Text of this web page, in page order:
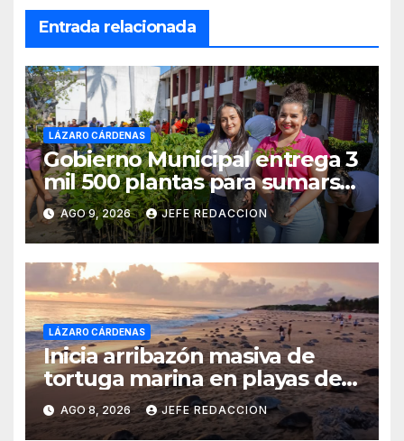
Entrada relacionada
LÁZARO CÁRDENAS
Gobierno Municipal entrega 3
mil 500 plantas para sumarse
a la Jornada Nacional de
Reforestación
AGO 9, 2026 JEFE REDACCION
LÁZARO CÁRDENAS
Inicia arribazón masiva de
tortuga marina en playas de
Michoacán
AGO 8, 2026 JEFE REDACCION